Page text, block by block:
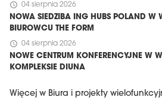
schedule 04 sierpnia 2026
NOWA SIEDZIBA ING HUBS POLAND W
BIUROWCU THE FORM
schedule 04 sierpnia 2026
NOWE CENTRUM KONFERENCYJNE W
KOMPLEKSIE DIUNA
Więcej w Biura i projekty